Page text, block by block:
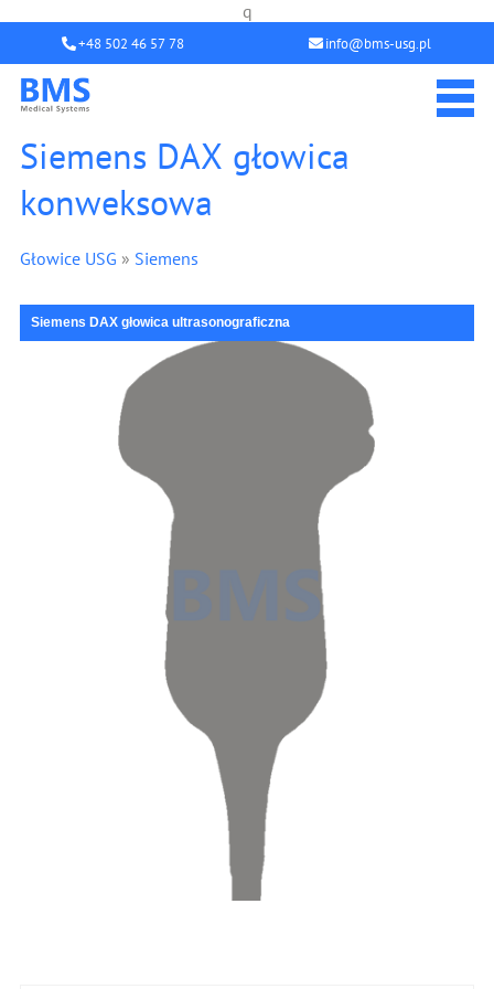
q
+48 502 46 57 78 info@bms-usg.pl
Siemens DAX głowica
konweksowa
Głowice USG » Siemens
Siemens DAX głowica ultrasonograficzna